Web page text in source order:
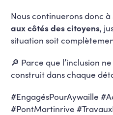
Nous continuerons donc
aux côtés des citoyens,
situation soit
🔎 Parce que l’inclusion
construit dans chaque
#EngagésPourAywaille
#PontMartinrive